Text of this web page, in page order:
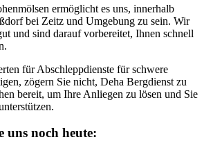
ermöglicht es uns, innerhalb
bei Zeitz und Umgebung zu sein. Wir
und sind darauf vorbereitet, Ihnen schnell
für Abschleppdienste für schwere
zögern Sie nicht, Deha Bergdienst zu
bereit, um Ihre Anliegen zu lösen und Sie
uns noch heute: